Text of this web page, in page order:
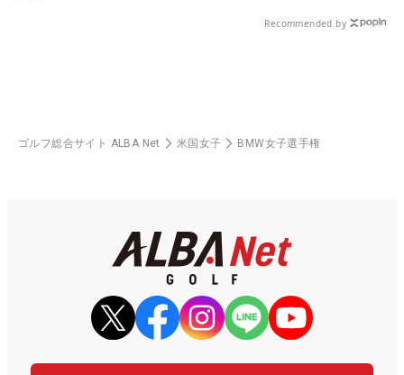
Recommended by
ゴルフ総合サイト ALBA Net 米国女子 BMW女子選手権